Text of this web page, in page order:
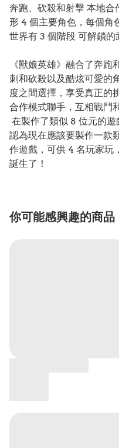
奔跑、砍殺和射擊 本地合
形 4 個主要角色，每個角
世界有 3 個階段 可解鎖的
《獸娘英雄》融合了奔
刺和砍殺以及酷炫可愛的
度之間選擇，享受真正的
合作模式聯手，互相戰鬥
在製作了類似 8 位元的
認為現在應該要製作一款
作遊戲，可供 4 名玩家玩
誕生了！
你可能感興趣的商品